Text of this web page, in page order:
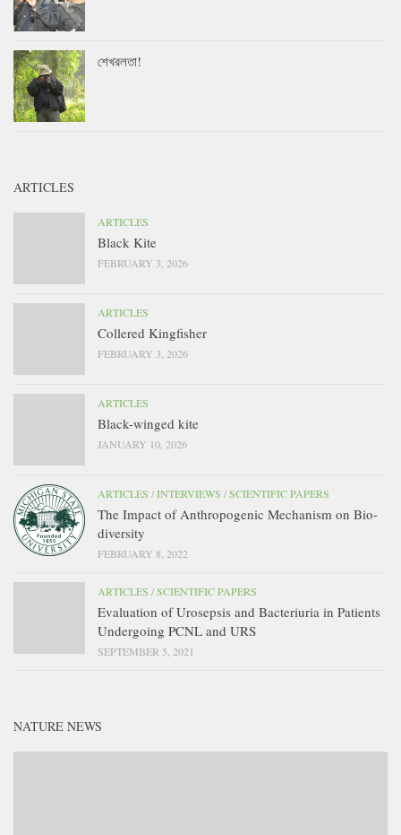
শেখরলতা!
ARTICLES
ARTICLES
Black Kite
FEBRUARY 3, 2026
ARTICLES
Collered Kingfisher
FEBRUARY 3, 2026
ARTICLES
Black-winged kite
JANUARY 10, 2026
ARTICLES /INTERVIEWS /SCIENTIFIC PAPERS
The Impact of Anthropogenic Mechanism on Bio-
diversity
FEBRUARY 8, 2022
ARTICLES /SCIENTIFIC PAPERS
Evaluation of Urosepsis and Bacteriuria in Patients
Undergoing PCNL and URS
SEPTEMBER 5, 2021
NATURE NEWS